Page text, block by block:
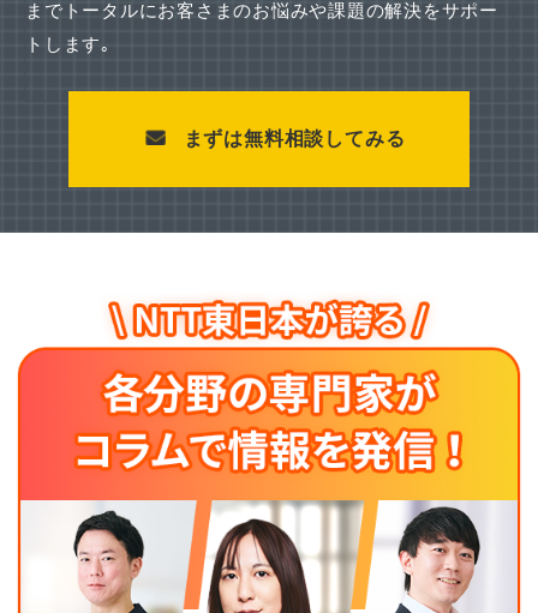
までトータルにお客さまのお悩みや課題の解決をサポー
トします｡
まずは無料相談してみる